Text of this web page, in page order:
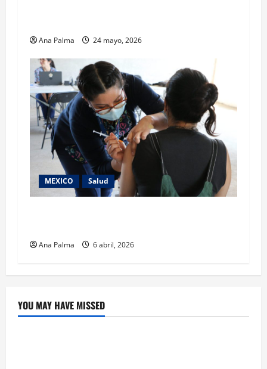
Ana Palma 24 mayo, 2026
MEXICO Salud
Ana Palma 6 abril, 2026
YOU MAY HAVE MISSED
Crítica de Cine